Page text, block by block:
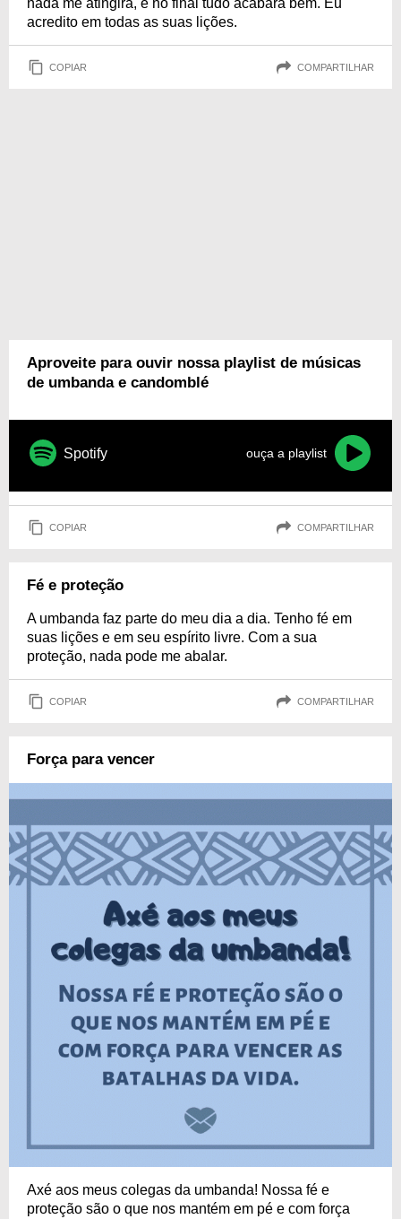
nada me atingirá, e no final tudo acabará bem. Eu
acredito em todas as suas lições.
COPIAR COMPARTILHAR
Aproveite para ouvir nossa playlist de músicas
de umbanda e candomblé
Spotify ouça a playlist
COPIAR COMPARTILHAR
Fé e proteção
A umbanda faz parte do meu dia a dia. Tenho fé em
suas lições e em seu espírito livre. Com a sua
proteção, nada pode me abalar.
COPIAR COMPARTILHAR
Força para vencer
Axé aos meus colegas da umbanda! Nossa fé e
proteção são o que nos mantém em pé e com força